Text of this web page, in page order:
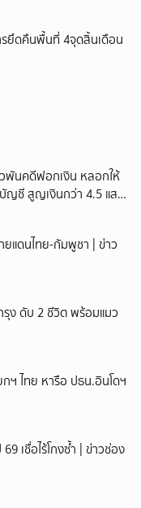
ยึดคืนพื้นที่ 4จุดสิ้นเดือน
พันคดีฟอกเงิน หลอกให้
ญชี สูญเงินกว่า 4.5 แสน
แดนไทย-กัมพูชา | ข่าว
ง ดับ 2 ชีวิต พร้อมแมว
ไทย หารือ ปธน.อินโดฯ
เชื่อไร้โกงซ้ำ | ข่าวช่อง